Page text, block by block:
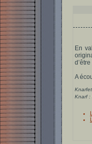
En
A
Knarf :